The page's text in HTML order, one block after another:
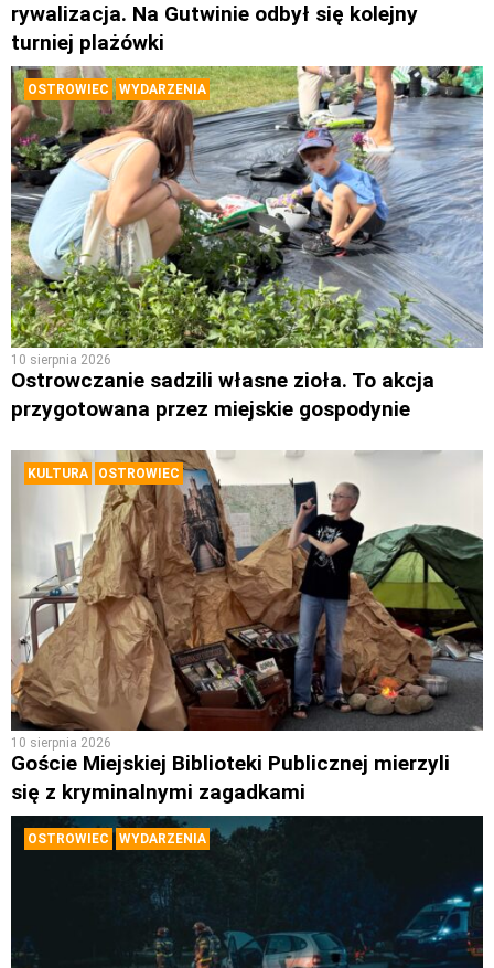
rywalizacja. Na Gutwinie odbył się kolejny
turniej plażówki
OSTROWIEC WYDARZENIA
10 sierpnia 2026
Ostrowczanie sadzili własne zioła. To akcja
przygotowana przez miejskie gospodynie
KULTURA OSTROWIEC
10 sierpnia 2026
Goście Miejskiej Biblioteki Publicznej mierzyli
się z kryminalnymi zagadkami
OSTROWIEC WYDARZENIA